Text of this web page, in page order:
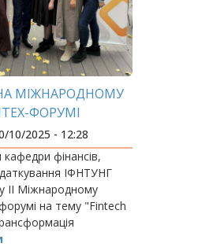
МІЖНАРОДНОМУ
ФОРУМІ
10/2025 - 12:28
фінансів,
ІФНТУНГ
II Міжнародному
на тему "Fintech